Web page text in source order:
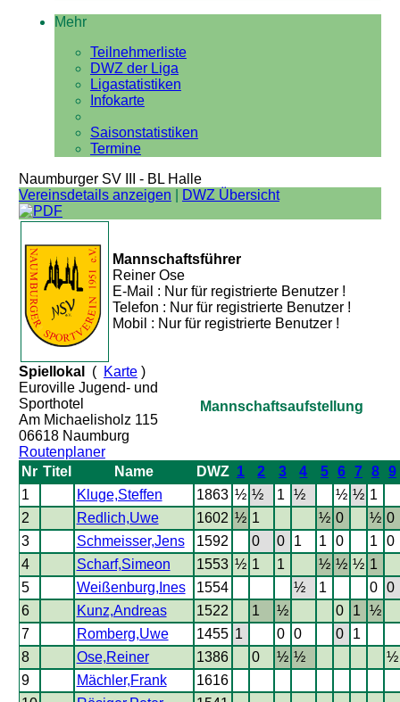
Mehr
Teilnehmerliste
DWZ der Liga
Ligastatistiken
Infokarte
Saisonstatistiken
Termine
Naumburger SV III - BL Halle
Vereinsdetails anzeigen
DWZ Übersicht
Mannschaftsführer
Reiner Ose
E-Mail : Nur für registrierte Benutzer !
Telefon : Nur für registrierte Benutzer !
Mobil : Nur für registrierte Benutzer !
Spiellokal ( Karte)
Euroville Jugend- und
Sporthotel
Am Michaelisholz 115
06618 Naumburg
Routenplaner
Mannschaftsaufstellung
Nr Titel Name DWZ 1 2 3 4 5 6 7 8 9
1
Kluge,Steffen 1863 ½ ½ 1 ½ ½ ½ 1
2
Redlich,Uwe 1602 ½ 1 ½ 0 ½ 0
3
Schmeisser,Jens 1592 0 0 1 1 0 1
0
4
Scharf,Simeon 1553 ½ 1 1 ½ ½ ½ 1
5
Weißenburg,Ines 1554 ½ 1 0
0
6
Kunz,Andreas 1522 1 ½ 0 1
½
7
Romberg,Uwe 1455 1 0 0 0
1
8
Ose,Reiner 1386 0 ½ ½
½
9
Mächler,Frank
1616